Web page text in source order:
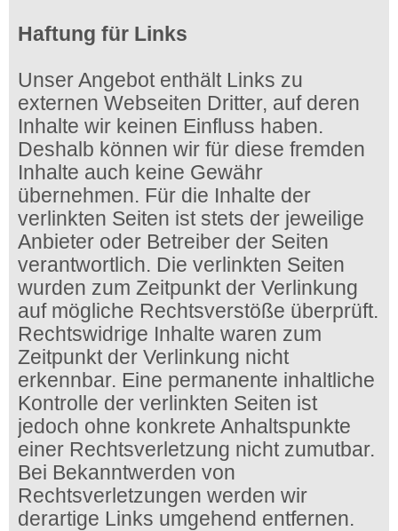
Haftung für Links
Unser Angebot enthält Links zu
externen Webseiten Dritter, auf deren
Inhalte wir keinen Einfluss haben.
Deshalb können wir für diese fremden
Inhalte auch keine Gewähr
übernehmen. Für die Inhalte der
verlinkten Seiten ist stets der jeweilige
Anbieter oder Betreiber der Seiten
verantwortlich. Die verlinkten Seiten
wurden zum Zeitpunkt der Verlinkung
auf mögliche Rechtsverstöße überprüft.
Rechtswidrige Inhalte waren zum
Zeitpunkt der Verlinkung nicht
erkennbar. Eine permanente inhaltliche
Kontrolle der verlinkten Seiten ist
jedoch ohne konkrete Anhaltspunkte
einer Rechtsverletzung nicht zumutbar.
Bei Bekanntwerden von
Rechtsverletzungen werden wir
derartige Links umgehend entfernen.